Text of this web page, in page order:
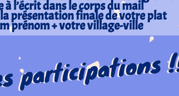
à l’écrit dans le corps du mail
présentation finale de votre plat
prénom + votre village-ville